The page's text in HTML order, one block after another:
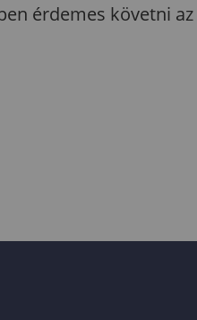
érdemes követni az